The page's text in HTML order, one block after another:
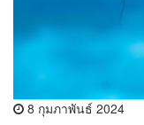
8 กุมภาพันธ์ 2024